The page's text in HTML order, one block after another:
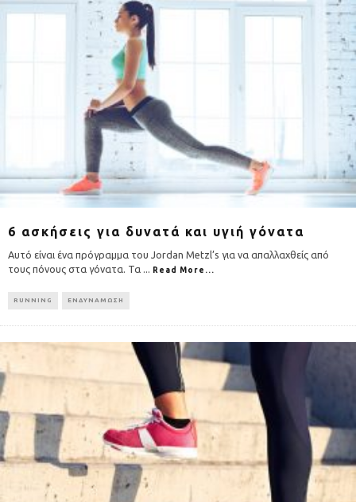
6 ασκήσεις για δυνατά και υγιή γόνατα
Αυτό είναι ένα πρόγραμμα του Jordan Metzl’s για να απαλλαχθείς από
τους πόνους στα γόνατα. Τα ... Read More...
RUNNING ΕΝΔΥΝΑΜΩΣΗ